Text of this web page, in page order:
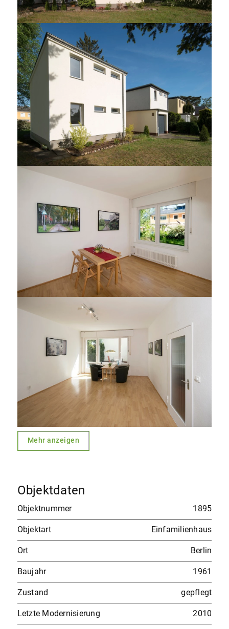
Mehr anzeigen
Objektdaten
Objektnummer 1895
Objektart Einfamilienhaus
Ort Berlin
Baujahr 1961
Zustand gepflegt
Letzte Modernisierung 2010